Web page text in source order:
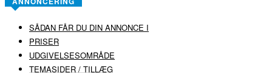
SÅDAN FÅR DU DIN ANNONCE I
PRISER
UDGIVELSESOMRÅDE
TEMASIDER / TILLÆG